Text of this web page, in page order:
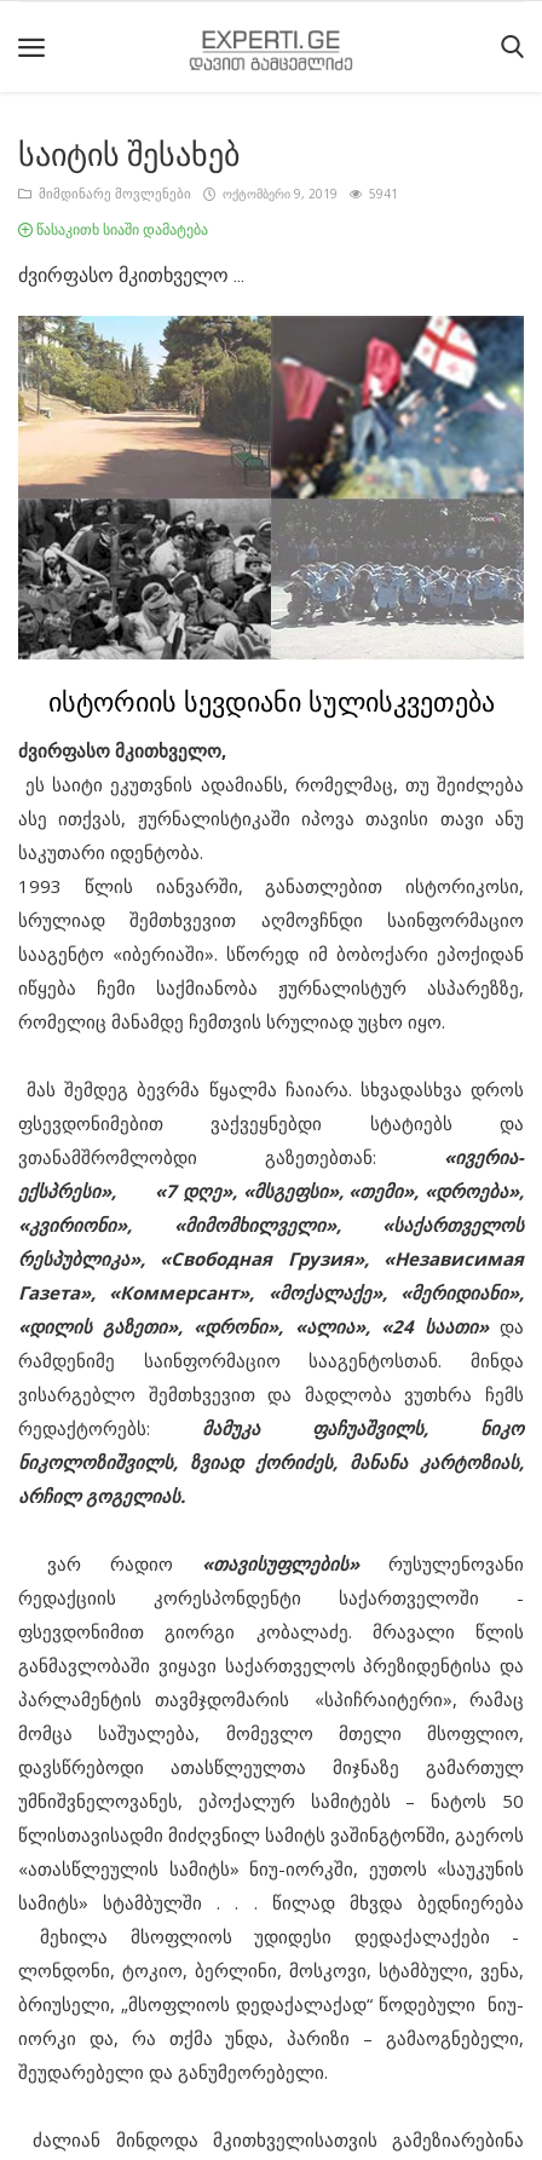
მთავარი
საიტის
შესახებ
ეროვნული
მოძრაობის
ისტორია
სტატიები
საიტის შესახებ
მიმდინარე მოვლენები ოქტომბერი 9, 2019 5941
წასაკითხ სიაში დამატება
ძვირფასო მკითხველო ...
ისტორიის სევდიანი სულისკვეთება
ძვირფასო მკითხველო,
ეს საიტი ეკუთვნის ადამიანს, რომელმაც, თუ შეიძლება
ასე ითქვას, ჟურნალისტიკაში იპოვა თავისი თავი ანუ
საკუთარი იდენტობა.
1993 წლის იანვარში, განათლებით ისტორიკოსი,
სრულიად შემთხვევით აღმოვჩნდი საინფორმაციო
სააგენტო «იბერიაში». სწორედ იმ ბობოქარი ეპოქიდან
იწყება ჩემი საქმიანობა ჟურნალისტურ ასპარეზზე,
რომელიც მანამდე ჩემთვის სრულიად უცხო იყო.
მას შემდეგ ბევრმა წყალმა ჩაიარა. სხვადასხვა დროს
ფსევდონიმებით ვაქვეყნებდი სტატიებს და
ვთანამშრომლობდი გაზეთებთან: «ივერია-
ექსპრესი», «7 დღე», «მსგეფსი», «თემი», «დროება»,
«კვირიონი», «მიმომხილველი», «საქართველოს
რესპუბლიკა», «Свободная Грузия», «Независимая
Газета», «Коммерсант», «მოქალაქე», «მერიდიანი»,
«დილის გაზეთი», «დრონი», «ალია», «24 საათი»და
რამდენიმე საინფორმაციო სააგენტოსთან. მინდა
ვისარგებლო შემთხვევით და მადლობა ვუთხრა ჩემს
რედაქტორებს: მამუკა ფაჩუაშვილს, ნიკო
ნიკოლოზიშვილს, ზვიად ქორიძეს, მანანა კარტოზიას,
არჩილ გოგელიას.
ვარ რადიო «თავისუფლების» რუსულენოვანი
რედაქციის კორესპონდენტი საქართველოში -
ფსევდონიმით გიორგი კობალაძე. მრავალი წლის
განმავლობაში ვიყავი საქართველოს პრეზიდენტისა და
პარლამენტის თავმჯდომარის «სპიჩრაიტერი», რამაც
მომცა საშუალება, მომევლო მთელი მსოფლიო,
დავსწრებოდი ათასწლეულთა მიჯნაზე გამართულ
უმნიშვნელოვანეს, ეპოქალურ სამიტებს – ნატოს 50
წლისთავისადმი მიძღვნილ სამიტს ვაშინგტონში, გაეროს
«ათასწლეულის სამიტს» ნიუ-იორკში, ეუთოს «საუკუნის
სამიტს» სტამბულში . . . წილად მხვდა ბედნიერება
მეხილა მსოფლიოს უდიდესი დედაქალაქები -
ლონდონი, ტოკიო, ბერლინი, მოსკოვი, სტამბული, ვენა,
ბრიუსელი, „მსოფლიოს დედაქალაქად“ წოდებული ნიუ-
იორკი და, რა თქმა უნდა, პარიზი – გამაოგნებელი,
შეუდარებელი და განუმეორებელი.
ძალიან მინდოდა მკითხველისათვის გამეზიარებინა